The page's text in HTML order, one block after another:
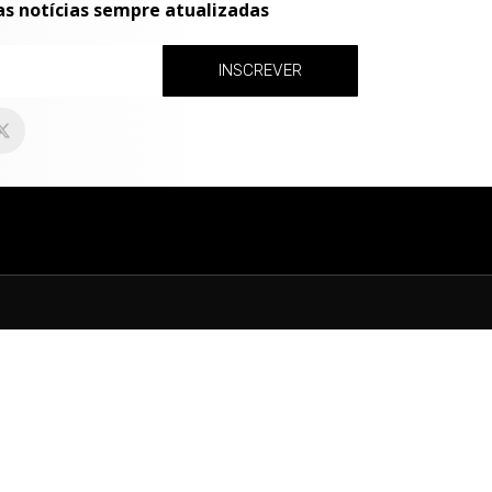
notícias sempre atualizadas
INSCREVER